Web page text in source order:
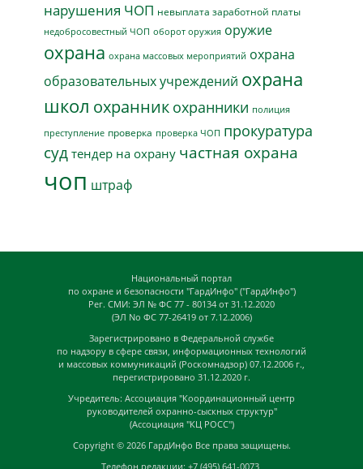
нарушения ЧОП невыплата заработной платы
недобросовестный ЧОП оборот оружия оружие
охрана охрана массовых мероприятий охрана
образовательных учреждений охрана
школ охранник охранники полиция
преступление проверка проверка ЧОП прокуратура
суд тендер на охрану частная охрана
чоп штраф
Национальный портал
по охране и безопасности "ГардИнфо" ("ГардИнфо")
Рег. СМИ: ЭЛ № ФС 77 - 80134 от 31.12.2020
(ЭЛ No ФС 77-26419 от 7.12.2006)
Зарегистрировано в Федеральной службе
по надзору в сфере связи, информационных технологий
и массовых коммуникаций (Роскомнадзор) 07.12.2006 г.,
перегистрировано 31.12.2020 г.
Учредитель: Ассоциация "Координационный центр
руководителей охранно-сыскных структур"
(Ассоциация "КЦ РОСС")
Copyright © 2026 ГардИнфо Все права защищены.
Телефон редакции: +7 (495) 641-0073,